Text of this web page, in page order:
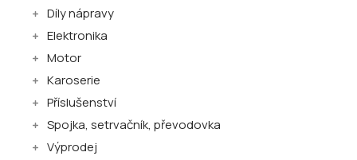
Díly nápravy
Elektronika
Motor
Karoserie
Příslušenství
Spojka, setrvačník, převodovka
Výprodej